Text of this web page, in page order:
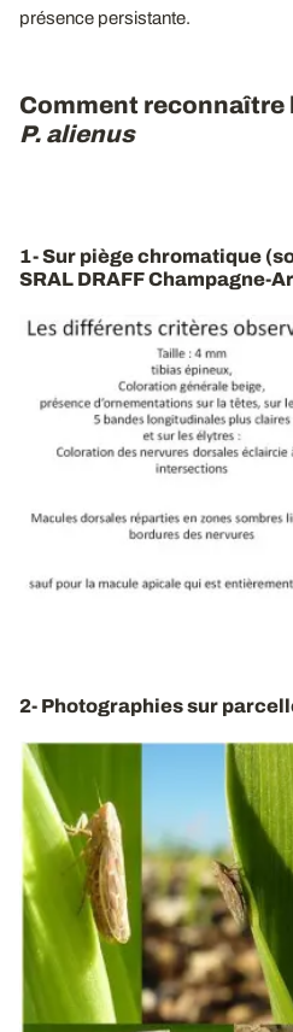
présence persistante.
Comment reconnaître
P. alienus
1- Sur piège chromatique
SRAL DRAFF Champagne-
2- Photographies sur